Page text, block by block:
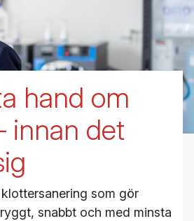
hand om
innan det
som gör
snabbt och med minsta